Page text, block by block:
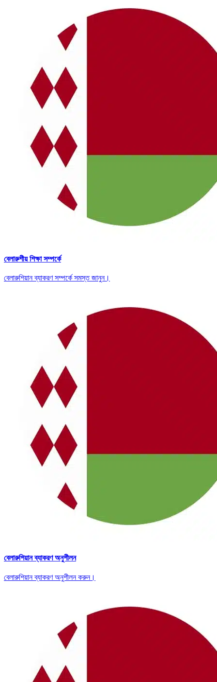
বেলারুশীয় শিক্ষা সম্পর্কে
বেলারুশিয়ান ব্যাকরণ সম্পর্কে সমস্ত জানুন।
বেলারুশিয়ান ব্যাকরণ অনুশীলন
বেলারুশিয়ান ব্যাকরণ অনুশীলন করুন।